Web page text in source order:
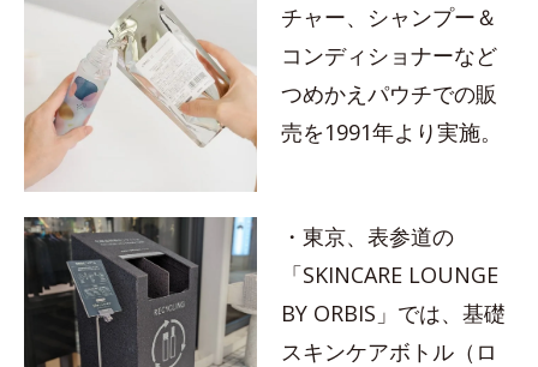
チャー、シャンプー＆
コンディショナーなど
つめかえパウチでの販
売を1991年より実施。
・東京、表参道の
「SKINCARE LOUNGE
BY ORBIS」では、基礎
スキンケアボトル（ロ